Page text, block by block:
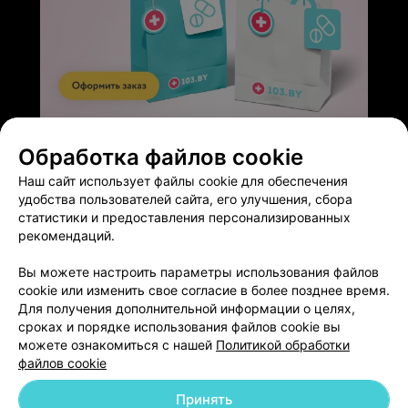
Добавить специалиста
Обработка файлов cookie
Наш сайт использует файлы cookie для обеспечения
удобства пользователей сайта, его улучшения, сбора
статистики и предоставления персонализированных
рекомендаций.
Вы можете настроить параметры использования файлов
cookie или изменить свое согласие в более позднее время.
Для получения дополнительной информации о целях,
сроках и порядке использования файлов cookie вы
можете ознакомиться с нашей Политикой обработки
файлов cookie
Принять